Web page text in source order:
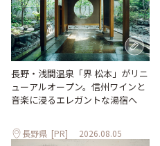
長野・浅間温泉「界 松本」がリニ
ューアルオープン。信州ワインと
音楽に浸るエレガントな湯宿へ
長野県 [PR] 2026.08.05